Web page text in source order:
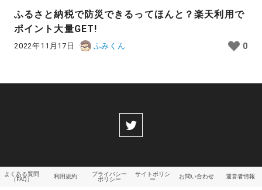
ふるさと納税で防災できるってほんと？楽天利用で
ポイント大量GET!
2022年11月17日 ふみくん 0
よくある質問
（FAQ）
利用規約
プライバシー
ポリシー
サイトポリシ
ー
お問い合わせ 運営者情報